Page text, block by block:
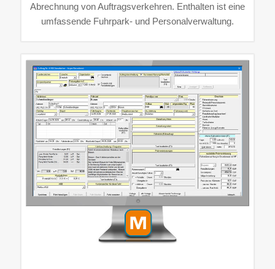
Abrechnung von Auftragsverkehren. Enthalten ist eine
umfassende Fuhrpark- und Personalverwaltung.